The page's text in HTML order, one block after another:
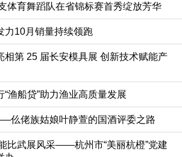
体育舞蹈队在省锦标赛首秀绽放芳华
力10月销量持续领跑
相第 25 届长安模具展 创新技术赋能产
渔船贷”助力渔业高质量发展
仫佬族姑娘叶静萱的国酒评委之路
比武展风采——杭州市“美丽杭橙”党建